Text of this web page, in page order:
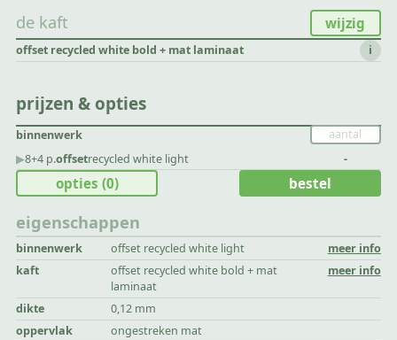
de kaft wijzig
offset recycled white bold + mat laminaat i
prijzen & opties
binnenwerk
▶︎8+4 p.offsetrecycled white light -
eigenschappen
binnenwerk offset recycled white light
meer info
kaft
offset recycled white bold + mat
laminaat
meer info
dikte
0,12 mm
oppervlak
ongestreken mat
opties (0) bestel